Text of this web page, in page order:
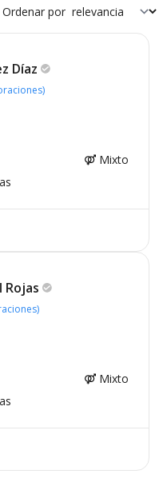
Ordenar por
Díaz
Mixto
Rojas
Mixto